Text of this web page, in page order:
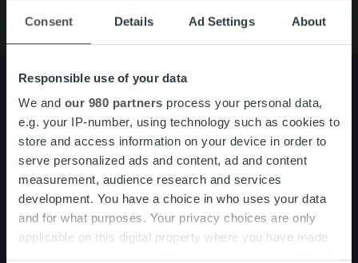
Consent Details Ad Settings About
Responsible use of your data
We and our 980 partners process your personal data,
e.g. your IP-number, using technology such as cookies to
store and access information on your device in order to
serve personalized ads and content, ad and content
measurement, audience research and services
development. You have a choice in who uses your data
and for what purposes. Your privacy choices are only
applicable on this digital property where you have made
Tietoa meistä
Johto ja organisaatio
Ihmiset ja kulttuurimme
Vastuullisuus
Palvelut
Laskutusratkaisu
Palveluosa-alueet
One platform